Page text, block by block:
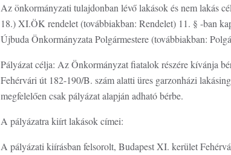
Az önkormányzati tulajdonban lévő lakások és nem lakás
18.) XI.ÖK rendelet (továbbiakban: Rendelet) 11. § -ban
Újbuda Önkormányzata Polgármestere (továbbiakban:
Pályázat célja: Az Önkormányzat fiatalok részére kívánja
Fehérvári út 182-190/B. szám alatti üres garzonházi
megfelelően csak pályázat alapján adható bérbe.
A pályázatra kiírt lakások címei:
A pályázati kiírásban felsorolt, Budapest XI. kerület